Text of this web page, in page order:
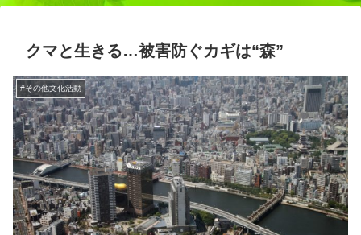
クマと生きる…被害防ぐカギは“森”
#その他文化活動